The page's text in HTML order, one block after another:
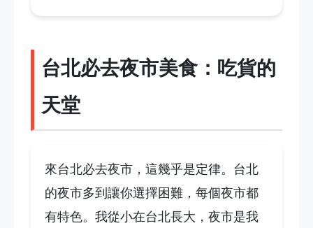
台北必去夜市美食：吃貨的
天堂
來台北必去夜市，這幾乎是定律。台北
的夜市多到讓你選擇困難，每個夜市都
有特色。我從小在台北長大，夜市是我